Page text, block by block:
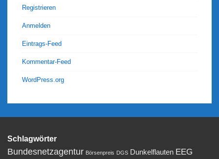
Registrieren
Anmelden
Eintrags-Feed
Kommentar-Feed
WordPress.org
Schlagwörter
Bundesnetzagentur Börsenpreis DGS Dunkelflauten EEG